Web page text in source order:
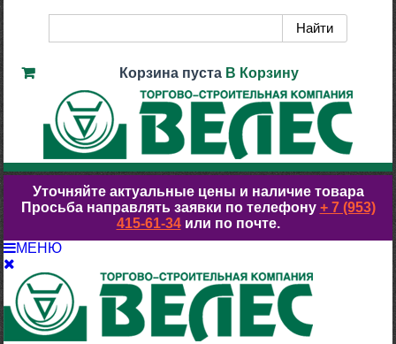
Корзина пуста В Корзину
Уточняйте актуальные цены и наличие товара
Просьба направлять заявки по телефону + 7 (953)
415-61-34или по почте.
МЕНЮ